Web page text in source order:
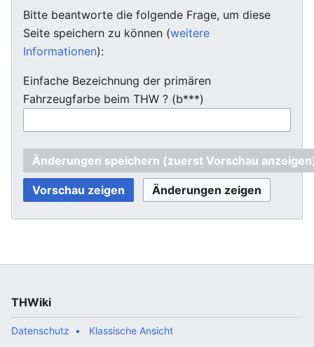
Bitte beantworte die folgende Frage, um diese
Seite speichern zu können (weitere
Informationen):
Einfache Bezeichnung der primären
Fahrzeugfarbe beim THW ? (b***)
THWiki
Datenschutz Klassische Ansicht